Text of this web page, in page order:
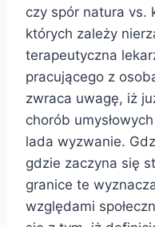
czy spór natura vs.
których zależy
terapeutyczna
pracującego z
zwraca uwagę, iż
chorób
lada wyzwanie.
gdzie zaczyna się
granice te
względami